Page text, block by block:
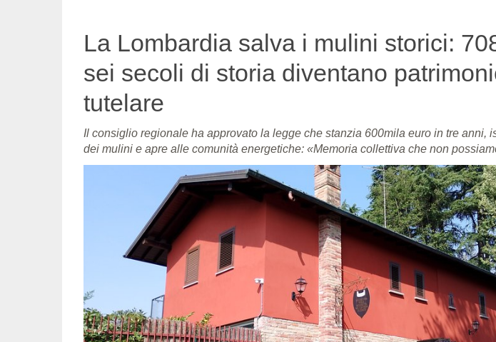
La Lombardia salva i mulini storici:
sei secoli di storia diventano
tutelare
Il consiglio regionale ha approvato la legge che stanzia 600mila euro in tre anni,
dei mulini e apre alle comunità energetiche: «Memoria collettiva che non